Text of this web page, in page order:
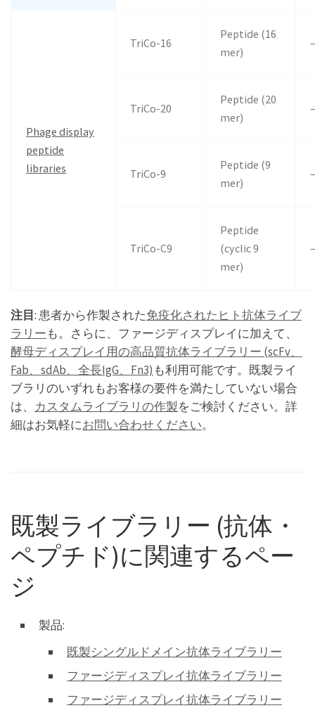
Phage display
peptide
libraries
TriCo-16
Peptide (16
mer)
TriCo-20
Peptide (20
mer)
TriCo-9
Peptide (9
mer)
TriCo-C9
Peptide
(cyclic 9
mer)
注目: 患者から作製された免疫化されたヒト抗体ライブ
ラリーも。さらに、ファージディスプレイに加えて、
酵母ディスプレイ用の高品質抗体ライブラリー (scFv、
Fab、sdAb、全長IgG、Fn3) も利用可能です。既製ライ
ブラリのいずれもお客様の要件を満たしていない場合
は、 カスタムライブラリの作製をご検討ください。詳
細はお気軽にお問い合わせください。
既製ライブラリー (抗体・
ペプチド)に関連するペー
ジ
製品:
既製シングルドメイン抗体ライブラリー
ファージディスプレイ抗体ライブラリー
ファージディスプレイ抗体ライブラリー